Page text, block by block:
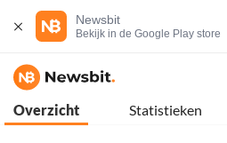
Newsbit
Bekijk in de Google Play store
Overzicht Statistieken